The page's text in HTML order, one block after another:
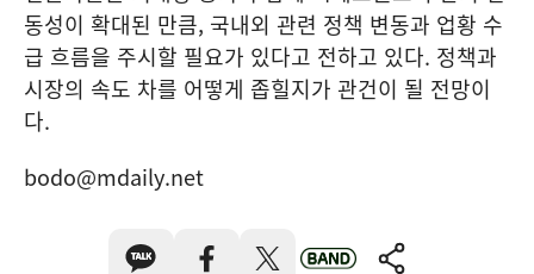
동성이 확대된 만큼, 국내외 관련 정책 변동과 업황 수
급 흐름을 주시할 필요가 있다고 전하고 있다. 정책과
시장의 속도 차를 어떻게 좁힐지가 관건이 될 전망이
다.
bodo@mdaily.net